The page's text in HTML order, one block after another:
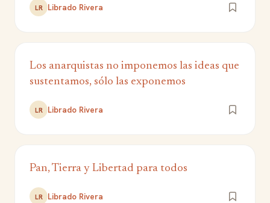
LR Librado Rivera
Los anarquistas no imponemos las ideas que
sustentamos, sólo las exponemos
LR Librado Rivera
Pan, Tierra y Libertad para todos
LR Librado Rivera